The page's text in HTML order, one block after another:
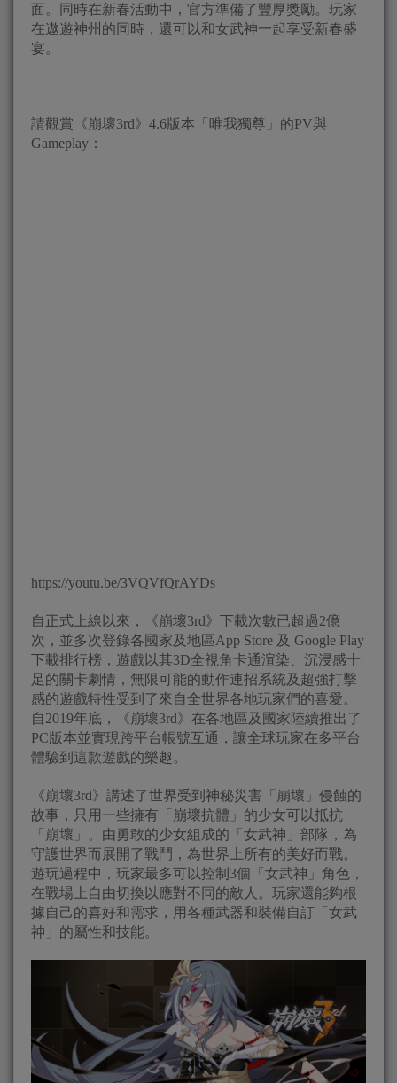
面。同時在新春活動中，官方準備了豐厚獎勵。玩家
在遨遊神州的同時，還可以和女武神一起享受新春盛
宴。
請觀賞《崩壞3rd》4.6版本「唯我獨尊」的PV與
Gameplay：
https://youtu.be/3VQVfQrAYDs
自正式上線以來，《崩壞3rd》下載次數已超過2億
次，並多次登錄各國家及地區App Store 及 Google Play
下載排行榜，遊戲以其3D全視角卡通渲染、沉浸感十
足的關卡劇情，無限可能的動作連招系統及超強打擊
感的遊戲特性受到了來自全世界各地玩家們的喜愛。
自2019年底，《崩壞3rd》在各地區及國家陸續推出了
PC版本並實現跨平台帳號互通，讓全球玩家在多平台
體驗到這款遊戲的樂趣。
《崩壞3rd》講述了世界受到神秘災害「崩壞」侵蝕的
故事，只用一些擁有「崩壞抗體」的少女可以抵抗
「崩壞」。由勇敢的少女組成的「女武神」部隊，為
守護世界而展開了戰鬥，為世界上所有的美好而戰。
遊玩過程中，玩家最多可以控制3個「女武神」角色，
在戰場上自由切換以應對不同的敵人。玩家還能夠根
據自己的喜好和需求，用各種武器和裝備自訂「女武
神」的屬性和技能。